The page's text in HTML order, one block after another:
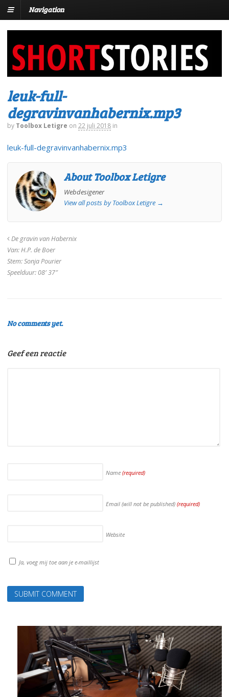
Navigation
leuk-full-
degravinvanhabernix.mp3
by Toolbox Letigre on 22 juli 2018 in
leuk-full-degravinvanhabernix.mp3
About Toolbox Letigre
Webdesigener
View all posts by Toolbox Letigre →
De gravin van Habernix
Van: H.P. de Boer
Stem: Sonja Pourier
Speelduur: 08′ 37″
No comments yet.
Geef een reactie
Name (required)
Email (will not be published) (required)
Website
Ja, voeg mij toe aan je e-maillijst